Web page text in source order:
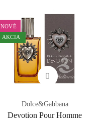
NOVÉ
AKCIA
Dolce&Gabbana
Devotion Pour Homme